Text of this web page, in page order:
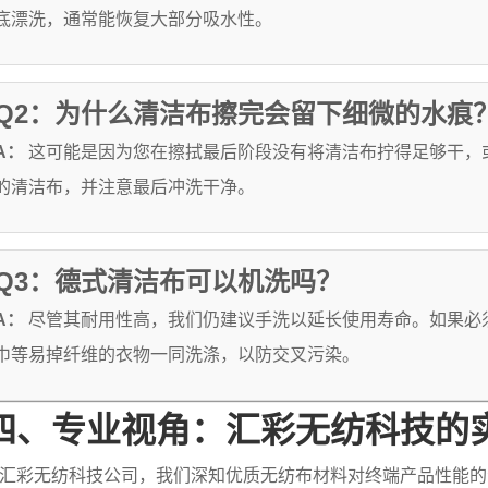
漂洗，通常能恢复大部分吸水性。
：为什么清洁布擦完会留下细微的水痕
这可能是因为您在擦拭最后阶段没有将清洁布拧得足够干
清洁布，并注意最后冲洗干净。
：德式清洁布可以机洗吗？
尽管其耐用性高，我们仍建议手洗以延长使用寿命。如果
等易掉纤维的衣物一同洗涤，以防交叉污染。
、专业视角：汇彩无纺科技的
彩无纺科技公司，我们深知优质无纺布材料对终端产品性能